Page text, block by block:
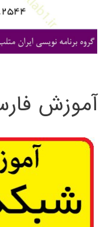
ی
آموزش